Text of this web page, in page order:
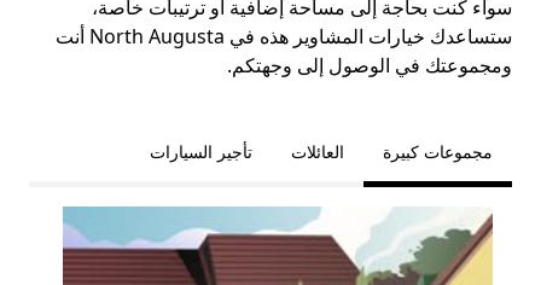
سواء كنت بحاجة إلى مساحة إضافية أو ترتيبات خاصة،
ستساعدك خيارات المشاوير هذه في North Augusta أنت
ومجموعتك في الوصول إلى وجهتكم.
مجموعات كبيرة العائلات تأجير السيارات